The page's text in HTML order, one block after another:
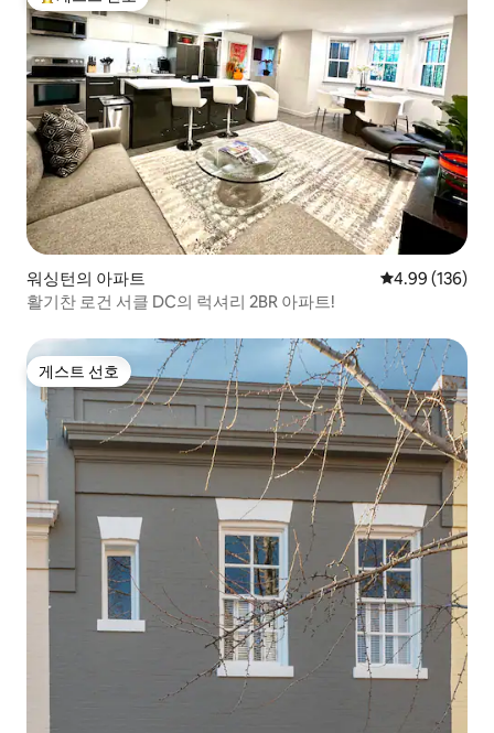
상위 게스트 선호
워싱턴의 아파트 평점 4.99점(5
4.99 (136)
활기찬 로건 서클 DC의 럭셔리 2BR 아파트!
게스트 선호
게스트 선호